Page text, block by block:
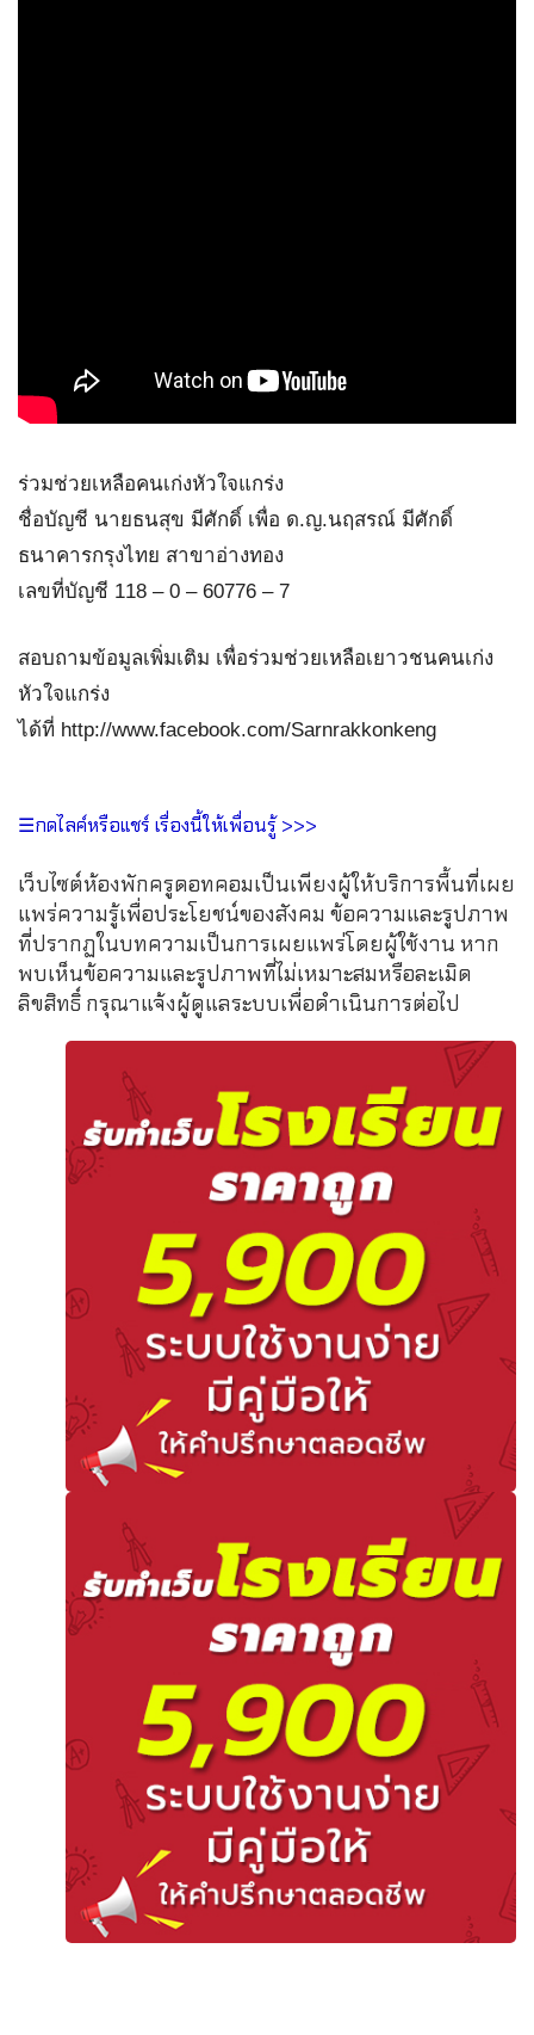
ร่วมช่วยเหลือคนเก่งหัวใจแกร่ง
ชื่อบัญชี นายธนสุข มีศักดิ์ เพื่อ ด.ญ.นฤสรณ์ มีศักดิ์
ธนาคารกรุงไทย สาขาอ่างทอง
เลขที่บัญชี 118 – 0 – 60776 – 7
สอบถามข้อมูลเพิ่มเติม เพื่อร่วมช่วยเหลือเยาวชนคนเก่ง
หัวใจแกร่ง
ได้ที่ http://www.facebook.com/Sarnrakkonkeng
☰กดไลค์หรือแชร์ เรื่องนี้ให้เพื่อนรู้ >>>
เว็บไซต์ห้องพักครูดอทคอมเป็นเพียงผู้ให้บริการพื้นที่เผย
แพร่ความรู้เพื่อประโยชน์ของสังคม ข้อความและรูปภาพ
ที่ปรากฏในบทความเป็นการเผยแพร่โดยผู้ใช้งาน หาก
พบเห็นข้อความและรูปภาพที่ไม่เหมาะสมหรือละเมิด
ลิขสิทธิ์ กรุณาแจ้งผู้ดูแลระบบเพื่อดำเนินการต่อไป